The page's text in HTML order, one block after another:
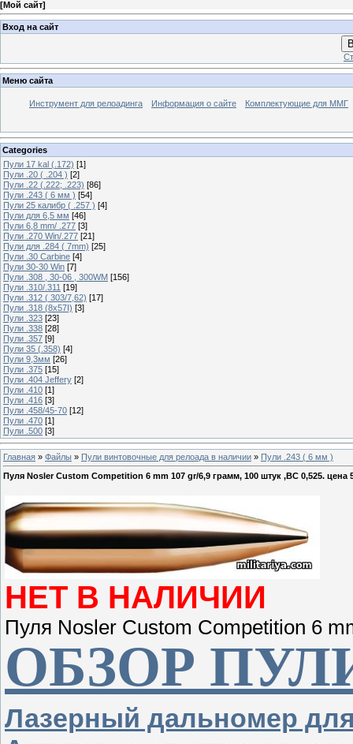
[Мой сайт]
Вход на сайт
Меню сайта
Инструмент для релоадинга Информация о сайте Комплектующие для ММГ
Categories
Пули 17 kal (.172) [1]
Пули .20 ( .204 ) [2]
Пули .22 (.222; .223) [86]
Пули .243 ( 6 мм ) [54]
Пули 25 калибр ( .257 ) [4]
Пули для 6,5 мм [46]
Пули 6,8 mm/ .277 [3]
Пули .270 Win/.277 [21]
Пули для .284 ( 7mm) [25]
Пули .30 Carbine [4]
Пули 30-30 Win [7]
Пули .308 , 30-06 , 300WM [156]
Пули .310/.311 [19]
Пули .312 ( 303/7,62) [17]
Пули .318 (8х57I) [3]
Пули .323 [23]
Пули .338 [28]
Пули .357 [9]
Пули 35 (.358) [4]
Пули 9,3мм [26]
Пули .375 [15]
Пули .404 Jeffery [2]
Пули .410 [1]
Пули .416 [3]
Пули .458/45-70 [12]
Пули .470 [1]
Пули .500 [3]
Главная » Файлы » Пули винтовочные для релоада в наличии » Пули .243 ( 6 мм )
Пуля Nosler Custom Competition 6 mm 107 gr/6,9 грамм, 100 штук ,ВС 0,525. цена
НЕТ В
Пуля Nosler Custom Competition 6
ОБЗОР
Лазерный дальномер